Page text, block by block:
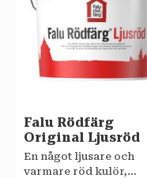
Falu Rödfärg
Original Ljusröd
En något ljusare och
varmare röd kulör,